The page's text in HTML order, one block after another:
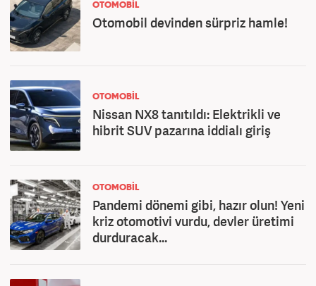
OTOMOBİL
Otomobil devinden sürpriz hamle!
OTOMOBİL
Nissan NX8 tanıtıldı: Elektrikli ve
hibrit SUV pazarına iddialı giriş
OTOMOBİL
Pandemi dönemi gibi, hazır olun! Yeni
kriz otomotivi vurdu, devler üretimi
durduracak...